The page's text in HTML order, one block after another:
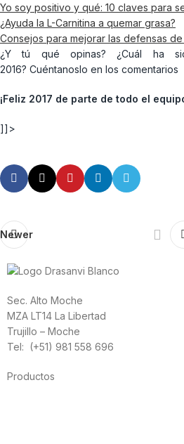
Yo soy positivo y qué: 10 claves para
¿Ayuda la L-Carnitina a quemar grasa?
Consejos para mejorar las defensas
¿Y tú qué opinas? ¿Cuál ha
2016? Cuéntanoslo en los comentarios
¡Feliz 2017 de parte de todo el
]]>
Newer
Sec. Alto Moche
MZA LT14 La Libertad
Trujillo – Moche
Tel: (+51) 981 558 696
Productos